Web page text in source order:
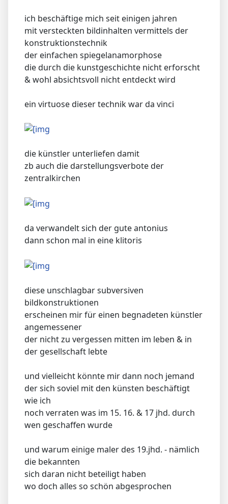
ich beschäftige mich seit einigen jahren
mit versteckten bildinhalten vermittels der
konstruktionstechnik
der einfachen spiegelanamorphose
die durch die kunstgeschichte nicht erforscht
& wohl absichtsvoll nicht entdeckt wird
ein virtuose dieser technik war da vinci
die künstler unterliefen damit
zb auch die darstellungsverbote der
zentralkirchen
da verwandelt sich der gute antonius
dann schon mal in eine klitoris
diese unschlagbar subversiven
bildkonstruktionen
erscheinen mir für einen begnadeten künstler
angemessener
der nicht zu vergessen mitten im leben & in
der gesellschaft lebte
und vielleicht könnte mir dann noch jemand
der sich soviel mit den künsten beschäftigt
wie ich
noch verraten was im 15. 16. & 17 jhd. durch
wen geschaffen wurde
und warum einige maler des 19.jhd. - nämlich
die bekannten
sich daran nicht beteiligt haben
wo doch alles so schön abgesprochen